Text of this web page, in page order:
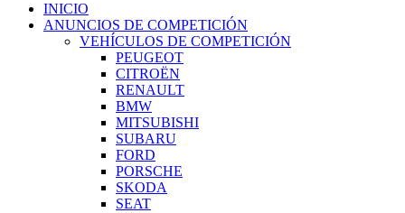
INICIO
ANUNCIOS DE COMPETICIÓN
VEHÍCULOS DE COMPETICIÓN
PEUGEOT
CITROËN
RENAULT
BMW
MITSUBISHI
SUBARU
FORD
PORSCHE
SKODA
SEAT